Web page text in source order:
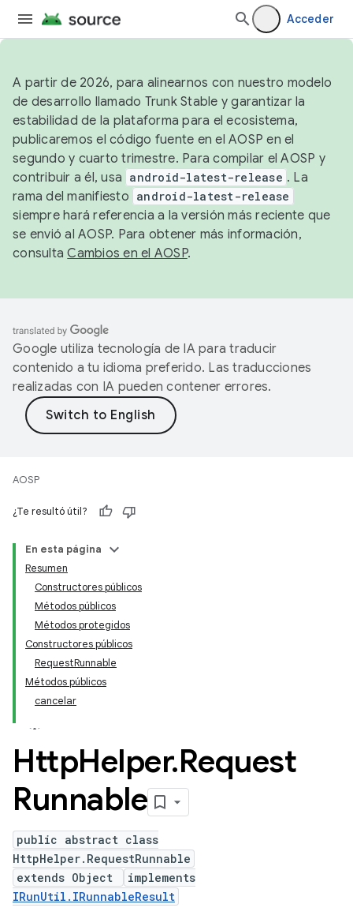
Acceder
A partir de 2026, para alinearnos con nuestro modelo
de desarrollo llamado Trunk Stable y garantizar la
estabilidad de la plataforma para el ecosistema,
publicaremos el código fuente en el AOSP en el
segundo y cuarto trimestre. Para compilar el AOSP y
contribuir a él, usa android-latest-release . La
rama del manifiesto android-latest-release
siempre hará referencia a la versión más reciente que
se envió al AOSP. Para obtener más información,
consultaCambios en el AOSP.
Google utiliza tecnología de IA para traducir
contenido a tu idioma preferido. Las traducciones
realizadas con IA pueden contener errores.
AOSP
¿Te resultó útil?
En esta página
Resumen
Constructores públicos
Métodos públicos
Métodos protegidos
Constructores públicos
RequestRunnable
Métodos públicos
cancelar
HttpHelper.Request
Runnable
public abstract class
HttpHelper.RequestRunnable
extends Object
implements
IRunUtil.IRunnableResult